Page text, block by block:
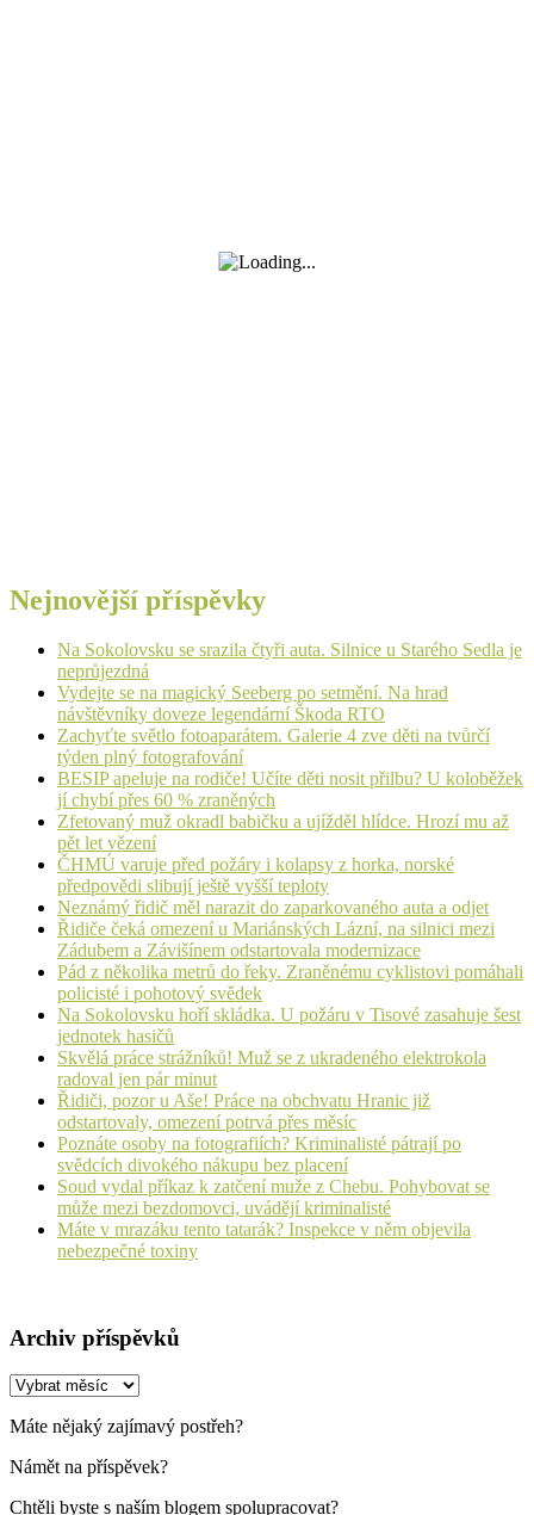
Nejnovější příspěvky
Na Sokolovsku se srazila čtyři auta. Silnice u Starého Sedla je
neprůjezdná
Vydejte se na magický Seeberg po setmění. Na hrad
návštěvníky doveze legendární Škoda RTO
Zachyťte světlo fotoaparátem. Galerie 4 zve děti na tvůrčí
týden plný fotografování
BESIP apeluje na rodiče! Učíte děti nosit přilbu? U koloběžek
jí chybí přes 60 % zraněných
Zfetovaný muž okradl babičku a ujížděl hlídce. Hrozí mu až
pět let vězení
ČHMÚ varuje před požáry i kolapsy z horka, norské
předpovědi slibují ještě vyšší teploty
Neznámý řidič měl narazit do zaparkovaného auta a odjet
Řidiče čeká omezení u Mariánských Lázní, na silnici mezi
Zádubem a Závišínem odstartovala modernizace
Pád z několika metrů do řeky. Zraněnému cyklistovi pomáhali
policisté i pohotový svědek
Na Sokolovsku hoří skládka. U požáru v Tisové zasahuje šest
jednotek hasičů
Skvělá práce strážníků! Muž se z ukradeného elektrokola
radoval jen pár minut
Řidiči, pozor u Aše! Práce na obchvatu Hranic již
odstartovaly, omezení potrvá přes měsíc
Poznáte osoby na fotografiích? Kriminalisté pátrají po
svědcích divokého nákupu bez placení
Soud vydal příkaz k zatčení muže z Chebu. Pohybovat se
může mezi bezdomovci, uvádějí kriminalisté
Máte v mrazáku tento tatarák? Inspekce v něm objevila
nebezpečné toxiny
Archiv příspěvků
Archiv
Máte nějaký zajímavý postřeh?
Námět na příspěvek?
Chtěli byste s naším blogem spolupracovat?